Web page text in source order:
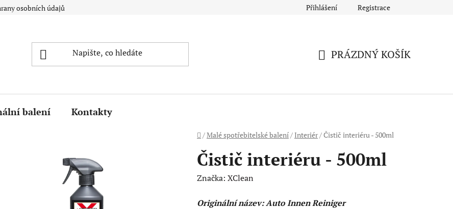
osobních údajů Přihlášení Registrace
KOŠÍK
PRÁZDNÝ KOŠÍK
balení Kontakty
Domů
/Malé spotřebitelské balení/ Interiér/Čistič interiéru - 500ml
Čistič interiéru - 500ml
Značka: XClean
Originální název: Auto Innen Reiniger